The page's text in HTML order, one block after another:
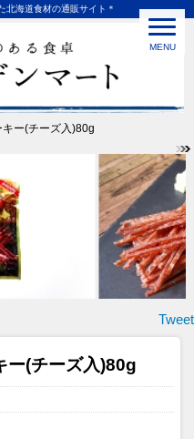
北海道食材の通販サイト＊
MENU
ー(チーズ入)80g
Tweet
ー(チーズ入)80g